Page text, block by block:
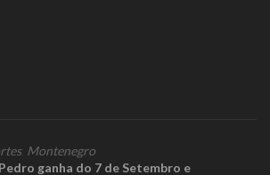
, Montenegro
ganha do 7 de Setembro e